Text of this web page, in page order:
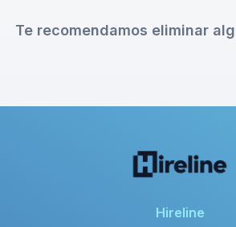
Te recomendamos eliminar
Hireline